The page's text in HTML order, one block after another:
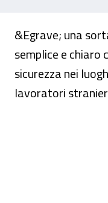
&Egrave; una
semplice e
sicurezza nei
lavoratori